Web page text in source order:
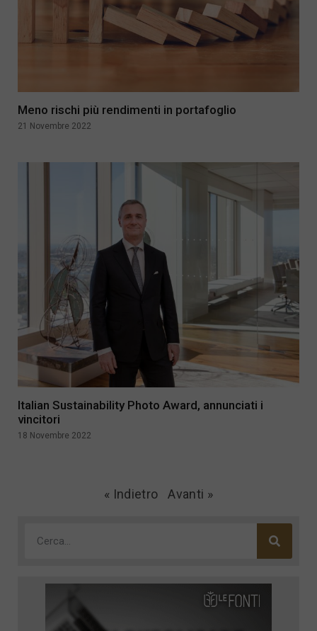
Meno rischi più rendimenti in portafoglio
21 Novembre 2022
Italian Sustainability Photo Award, annunciati i
vincitori
18 Novembre 2022
« Indietro Avanti »